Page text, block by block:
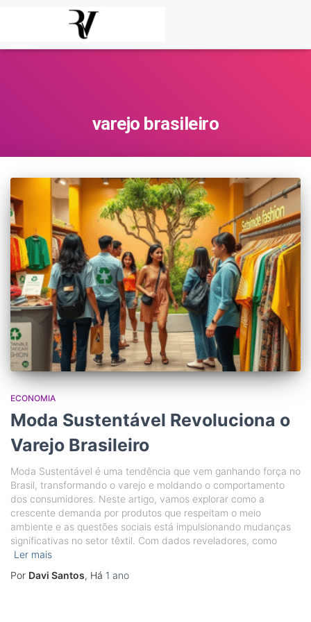
varejo brasileiro
ECONOMIA
Moda Sustentável Revoluciona o
Varejo Brasileiro
Moda Sustentável é uma tendência que vem ganhando força no
Brasil, transformando o varejo e moldando o comportamento
dos consumidores. Neste artigo, vamos explorar como a
crescente demanda por produtos que respeitam o meio
ambiente e as questões sociais está impulsionando mudanças
significativas no setor têxtil. Com dados reveladores, como
Ler mais
Por Davi Santos, Há 1 ano